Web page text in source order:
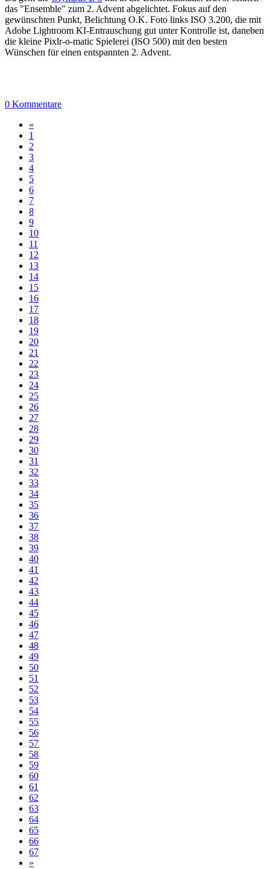
das "Ensemble" zum 2. Advent abgelichtet. Fokus auf den
gewünschten Punkt, Belichtung O.K. Foto links ISO 3.200, die mit
Adobe Lightroom KI-Entrauschung gut unter Kontrolle ist, daneben
die kleine Pixlr-o-matic Spielerei (ISO 500) mit den besten
Wünschen für einen entspannten 2. Advent.
0 Kommentare
«
1
2
3
4
5
6
7
8
9
10
11
12
13
14
15
16
17
18
19
20
21
22
23
24
25
26
27
28
29
30
31
32
33
34
35
36
37
38
39
40
41
42
43
44
45
46
47
48
49
50
51
52
53
54
55
56
57
58
59
60
61
62
63
64
65
66
67
»